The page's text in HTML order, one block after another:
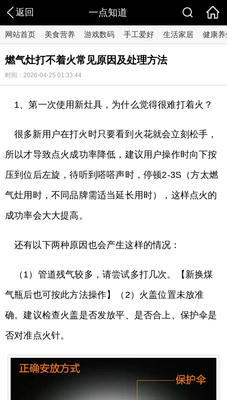
返回 一点知道
网站首页 美食营养 游戏数码 手工爱好 生活家居 健康养
燃气灶打不着火常见原因及处理方法
时间：2026-04-25 01:33:44
1、第一次使用新灶具，为什么觉得很难打着火？
很多新用户在打火时只要看到火花就会立刻松手，
所以才导致点火成功率降低，建议用户操作时向下按
压到位后左旋，待听到嗒嗒声时，停顿2-3S（方太燃
气灶用时，不同品牌需适当延长用时），这样点火的
成功率会大大提高。
还有以下两种原因也会产生这样的情况：
（1）管道残气较多，请尝试多打几次。【新换煤
气瓶后也可按此方法操作】（2）火盖位置未放准
确。建议检查火盖是否发放平、是否合上、保护伞是
否对准点火针。